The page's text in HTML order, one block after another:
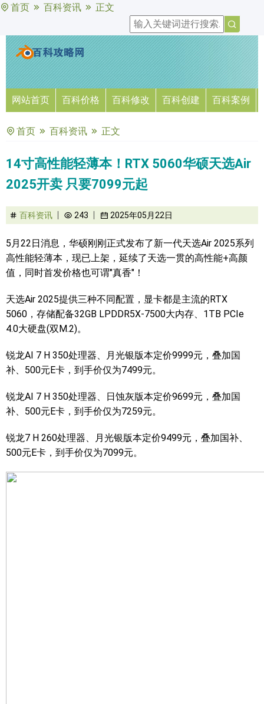
首页 百科资讯 正文
网站首页 百科价格 百科修改 百科创建 百科案例
首页 百科资讯 正文
14寸高性能轻薄本！RTX 5060华硕天选Air
2025开卖 只要7099元起
百科资讯 243 2025年05月22日
5月22日消息，华硕刚刚正式发布了新一代天选Air 2025系列
高性能轻薄本，现已上架，延续了天选一贯的高性能+高颜
值，同时首发价格也可谓"真香"！
天选Air 2025提供三种不同配置，显卡都是主流的RTX
5060，存储配备32GB LPDDR5X-7500大内存、1TB PCIe
4.0大硬盘(双M.2)。
锐龙AI 7 H 350处理器、月光银版本定价9999元，叠加国
补、500元E卡，到手价仅为7499元。
锐龙AI 7 H 350处理器、日蚀灰版本定价9699元，叠加国
补、500元E卡，到手价仅为7259元。
锐龙7 H 260处理器、月光银版本定价9499元，叠加国补、
500元E卡，到手价仅为7099元。